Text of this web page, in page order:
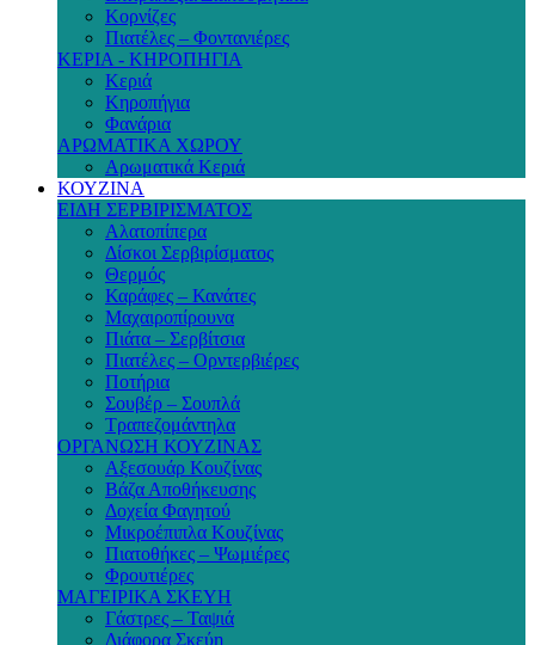
Κορνίζες
Πιατέλες – Φοντανιέρες
ΚΕΡΙΑ - ΚΗΡΟΠΗΓΙΑ
Κεριά
Κηροπήγια
Φανάρια
ΑΡΩΜΑΤΙΚΑ ΧΩΡΟΥ
Αρωματικά Κεριά
ΚΟΥΖΙΝΑ
ΕΙΔΗ ΣΕΡΒΙΡΙΣΜΑΤΟΣ
Αλατοπίπερα
Δίσκοι Σερβιρίσματος
Θερμός
Καράφες – Κανάτες
Μαχαιροπίρουνα
Πιάτα – Σερβίτσια
Πιατέλες – Ορντερβιέρες
Ποτήρια
Σουβέρ – Σουπλά
Τραπεζομάντηλα
ΟΡΓΑΝΩΣΗ ΚΟΥΖΙΝΑΣ
Αξεσουάρ Κουζίνας
Βάζα Αποθήκευσης
Δοχεία Φαγητού
Μικροέπιπλα Κουζίνας
Πιατοθήκες – Ψωμιέρες
Φρουτιέρες
ΜΑΓΕΙΡΙΚΑ ΣΚΕΥΗ
Γάστρες – Ταψιά
Διάφορα Σκεύη